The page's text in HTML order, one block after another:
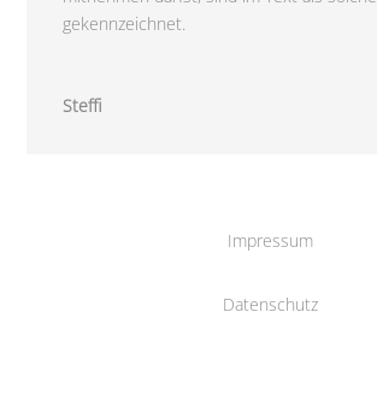
gekennzeichnet.
Steffi
Impressum
Datenschutz